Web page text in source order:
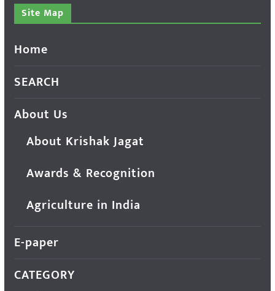
Site Map
Home
SEARCH
About Us
About Krishak Jagat
Awards & Recognition
Agriculture in India
E-paper
CATEGORY